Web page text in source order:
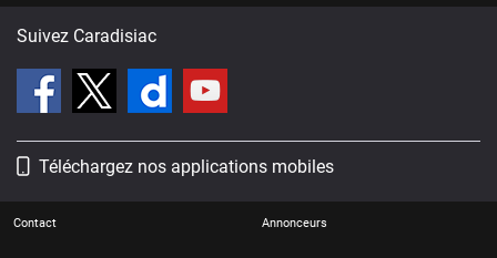
Suivez Caradisiac
Téléchargez nos applications mobiles
Contact Annonceurs